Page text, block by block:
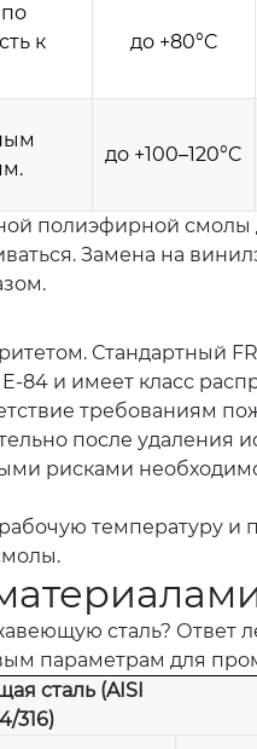
к
до +80°C
до +100–120°C
полиэфирной смолы
Замена на
Стандартный
и имеет класс
требованиям
после удаления
рисками
температуру и
сталь? Ответ
параметрам для
сталь (AISI
316)